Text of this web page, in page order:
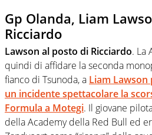
Gp Olanda, Liam
Ricciardo
Lawson al posto di Ricciardo. La
quindi di affidare la seconda
fianco di Tsunoda, a Liam
un incidente spettacolare la
Formula a Motegi. Il giovane
della Academy della Red Bull ed